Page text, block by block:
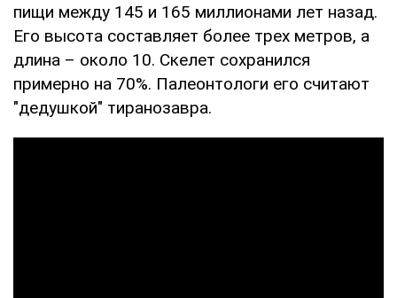
пищи между 145 и 165 миллионами лет назад.
Его высота составляет более трех метров, а
длина – около 10. Скелет сохранился
примерно на 70%. Палеонтологи его считают
"дедушкой" тиранозавра.